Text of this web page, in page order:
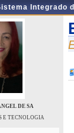
Integrado
DE SA
E TECNOLOGIA